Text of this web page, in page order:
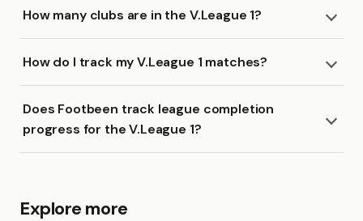
How many clubs are in the V.League 1?
How do I track my V.League 1 matches?
Does Footbeen track league completion
progress for the V.League 1?
Explore more